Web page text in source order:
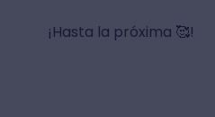
¡Hasta la próxima 🥰!